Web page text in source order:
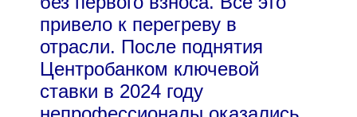
привело к перегреву в
отрасли. После поднятия
Центробанком ключевой
ставки в 2024 году